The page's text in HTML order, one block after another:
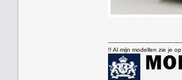
!! Al mijn modellen zie je op